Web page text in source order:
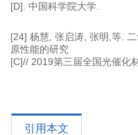
[D]. 中国科学院大学.
[24] 杨慧, 张启涛, 张明,等.
原性能的研究
[C]// 2019第三届全国光催化
引用本文